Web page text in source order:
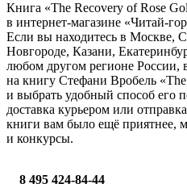
Книга «The Recovery of Rose
в интернет-магазине «Читай-
Если вы находитесь в Москве,
Новгороде, Казани,
любом другом регионе России,
на книгу Cтефани Вробель
и выбрать удобный способ его
доставка курьером или
книги вам было ещё приятнее,
и конкурсы.
8 495 424-84-44